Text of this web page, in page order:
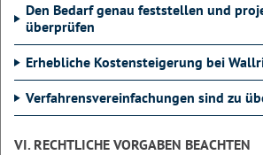
Den Bedarf genau feststellen und
überprüfen
Erhebliche Kostensteigerung bei
Verfahrensvereinfachungen sind zu
VI. RECHTLICHE VORGABEN BEACHTEN